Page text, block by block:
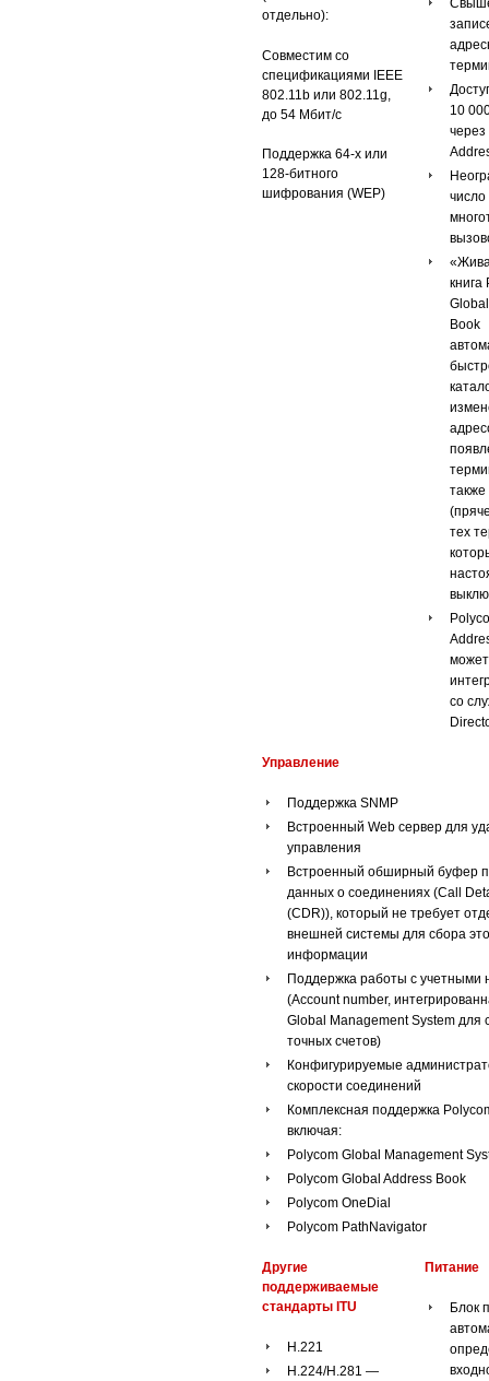
отдельно):
Совместим со
спецификациями IEEE
802.11b или 802.11g,
до 54 Мбит/с
Поддержка 64-х или
128-битного
шифрования (WEP)
10
книга
Book
также
тех
может
со
Управление
Поддержка SNMP
Встроенный Web сервер для
управления
Встроенный обширный буфер
данных о соединениях (Call
(CDR)), который не требует
внешней системы для сбора
информации
Поддержка работы с учетными
(Account number,
Global Management System для
точных счетов)
Конфигурируемые
скорости соединений
Комплексная поддержка
включая:
Polycom Global Management
Polycom Global Address Book
Polycom OneDial
Polycom PathNavigator
Другие
поддерживаемые
стандарты ITU
H.221
H.224/H.281 —
Питание
Блок